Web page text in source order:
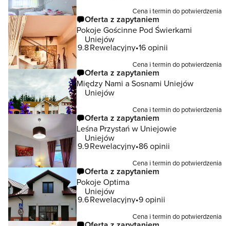
Cena i termin do potwierdzenia
Oferta z zapytaniem
Pokoje Gościnne Pod Świerkami
Uniejów
9.8Rewelacyjny 16 opinii
Cena i termin do potwierdzenia
Oferta z zapytaniem
Między Nami a Sosnami Uniejów
Uniejów
Cena i termin do potwierdzenia
Oferta z zapytaniem
Leśna Przystań w Uniejowie
Uniejów
9.9Rewelacyjny 86 opinii
Cena i termin do potwierdzenia
Oferta z zapytaniem
Pokoje Optima
Uniejów
9.6Rewelacyjny 9 opinii
Cena i termin do potwierdzenia